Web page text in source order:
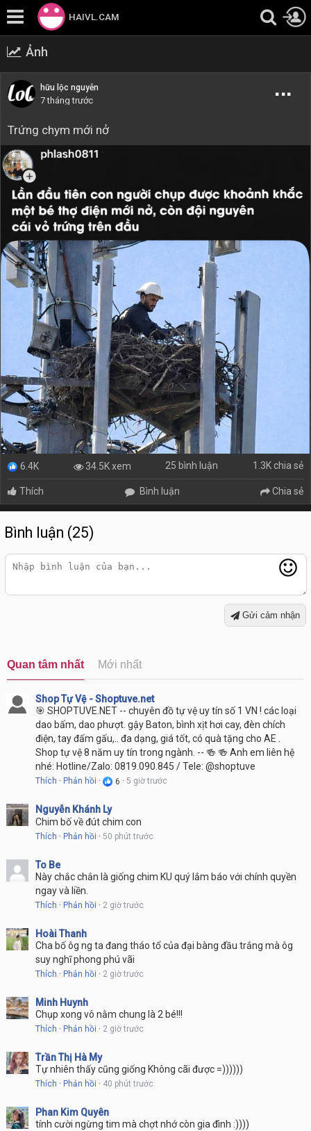
HAIVL.CAM
Ảnh
hữu lộc nguyễn
7 tháng trước
Trứng chym mới nở
6.4K 34.5K xem 25 bình luận 1.3K chia sẻ
Thích Bình luận Chia sẻ
Bình luận (25)
Gửi cảm nhận
Quan tâm nhất Mới nhất
Shop Tự Vệ - Shoptuve.net
🎯 SHOPTUVE.NET -- chuyên đồ tự vệ uy tín số 1 VN ! các loại
dao bấm, dao phượt. gậy Baton, bình xịt hơi cay, đèn chích
điện, tay đấm gấu,.. đa dạng, giá tốt, có quà tặng cho AE .
Shop tự vệ 8 năm uy tín trong ngành. -- 🍻 🍻 Anh em liên hệ
nhé: Hotline/Zalo: 0819.090.845 / Tele: @shoptuve
Thích · Phản hồi · 6 · 5 giờ trước
Nguyễn Khánh Ly
Chim bố về đút chim con
Thích · Phản hồi · 50 phút trước
To Be
Này chắc chắn là giống chim KU quý lắm báo với chính quyền
ngay và liền.
Thích · Phản hồi · 2 giờ trước
Hoài Thanh
Cha bố ôg ng ta đang tháo tổ của đại bàng đầu trắng mà ôg
suy nghĩ phong phú vãi
Thích · Phản hồi · 2 giờ trước
Minh Huynh
Chụp xong vô nằm chung là 2 bé!!!
Thích · Phản hồi · 2 giờ trước
Trần Thị Hà My
Tự nhiên thấy cũng giống Không cãi được =))))))
Thích · Phản hồi · 40 phút trước
Phan Kim Quyên
tính cười ngừng tim mà chợt nhớ còn gia đình :))))